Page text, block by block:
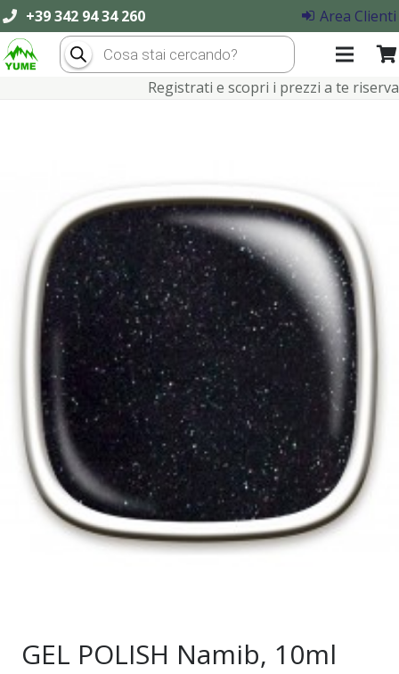
+39 342 94 34 260
Area Clienti
Products
search
Registrati e scopri i prezzi a te riservati!
GEL POLISH Namib, 10ml